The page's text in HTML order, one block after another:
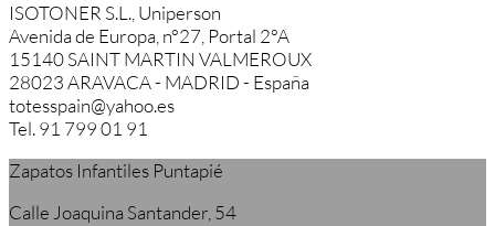
ISOTONER S.L., Uniperson
Avenida de Europa, n°27, Portal 2°A
15140 SAINT MARTIN VALMEROUX
28023 ARAVACA - MADRID - España
totesspain@yahoo.es
Tel. 91 799 01 91
Zapatos Infantiles Puntapié
Calle Joaquina Santander, 54